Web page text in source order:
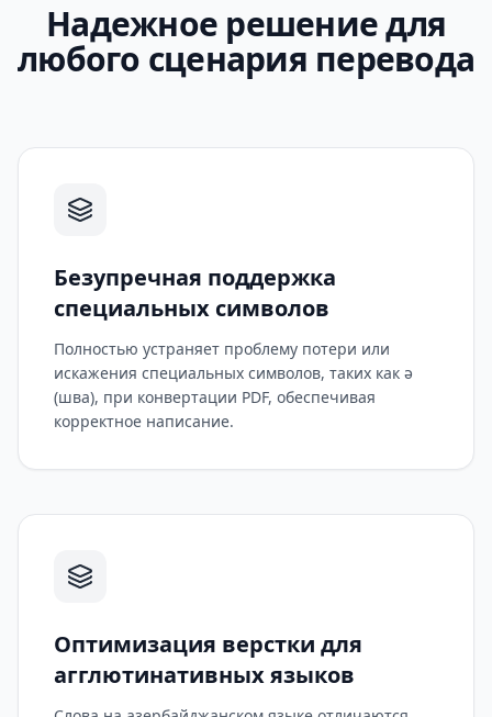
Надежное решение для
любого сценария перевода
Безупречная поддержка
специальных символов
Полностью устраняет проблему потери или
искажения специальных символов, таких как ə
(шва), при конвертации PDF, обеспечивая
корректное написание.
Оптимизация верстки для
агглютинативных языков